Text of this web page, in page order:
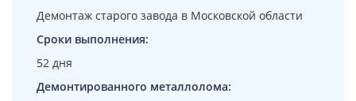
Демонтаж старого завода в Московской области
Сроки выполнения:
52 дня
Демонтированного металлолома: